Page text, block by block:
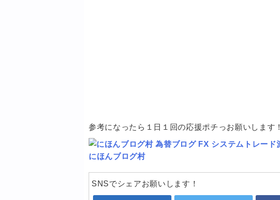
参考になったら１日１回の応援ポチっお願いします！
にほんブログ村
SNSでシェアお願いします！